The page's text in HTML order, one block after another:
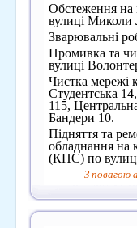
Обстеження на
вулиці Миколи
Зварювальні
Промивка та
вулиці
Чистка мережі
Студентська
115,
Бандери 10.
Підняття та
обладнання на
(КНС) по
З повагою